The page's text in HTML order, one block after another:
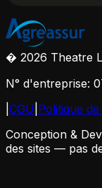
� 2026 Theatre
N° d'entreprise:
CGU Politique
Conception &
des sites — pas